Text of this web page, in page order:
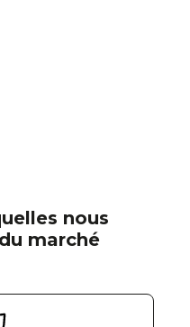
nous
marché